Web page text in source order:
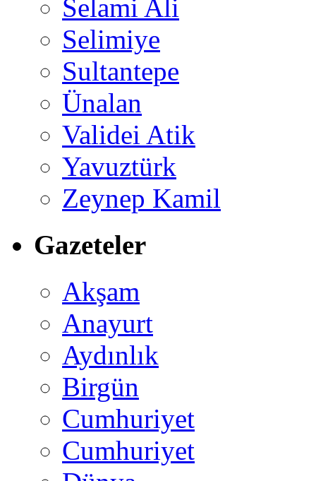
Selami Ali
Selimiye
Sultantepe
Ünalan
Validei Atik
Yavuztürk
Zeynep Kamil
Gazeteler
Akşam
Anayurt
Aydınlık
Birgün
Cumhuriyet
Cumhuriyet